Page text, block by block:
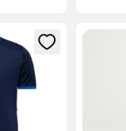
zum Anmelden
Öffnet